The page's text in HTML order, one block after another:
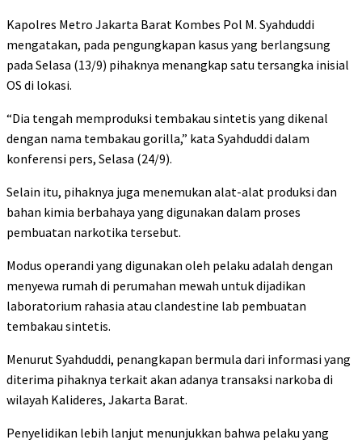
Kapolres Metro Jakarta Barat Kombes Pol M. Syahduddi
mengatakan, pada pengungkapan kasus yang berlangsung
pada Selasa (13/9) pihaknya menangkap satu tersangka inisial
OS di lokasi.
“Dia tengah memproduksi tembakau sintetis yang dikenal
dengan nama tembakau gorilla,” kata Syahduddi dalam
konferensi pers, Selasa (24/9).
Selain itu, pihaknya juga menemukan alat-alat produksi dan
bahan kimia berbahaya yang digunakan dalam proses
pembuatan narkotika tersebut.
Modus operandi yang digunakan oleh pelaku adalah dengan
menyewa rumah di perumahan mewah untuk dijadikan
laboratorium rahasia atau clandestine lab pembuatan
tembakau sintetis.
Menurut Syahduddi, penangkapan bermula dari informasi yang
diterima pihaknya terkait akan adanya transaksi narkoba di
wilayah Kalideres, Jakarta Barat.
Penyelidikan lebih lanjut menunjukkan bahwa pelaku yang